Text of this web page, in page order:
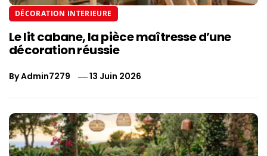
DÉCORATION INTERIEURE
Le lit cabane, la pièce maîtresse d’une
décoration réussie
ByAdmin7279 13 Juin 2026